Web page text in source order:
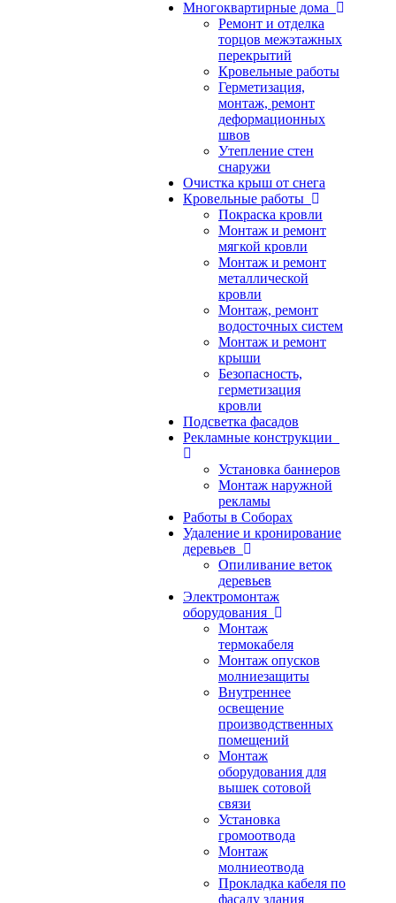
Многоквартирные дома
Ремонт и отделка
торцов межэтажных
перекрытий
Кровельные работы
Герметизация,
монтаж, ремонт
деформационных
швов
Утепление стен
снаружи
Очистка крыш от снега
Кровельные работы
Покраска кровли
Монтаж и ремонт
мягкой кровли
Монтаж и ремонт
металлической
кровли
Монтаж, ремонт
водосточных систем
Монтаж и ремонт
крыши
Безопасность,
герметизация
кровли
Подсветка фасадов
Рекламные конструкции
Установка баннеров
Монтаж наружной
рекламы
Работы в Соборах
Удаление и кронирование
деревьев
Опиливание веток
деревьев
Электромонтаж
оборудования
Монтаж
термокабеля
Монтаж опусков
молниезащиты
Внутреннее
освещение
производственных
помещений
Монтаж
оборудования для
вышек сотовой
связи
Установка
громоотвода
Монтаж
молниеотвода
Прокладка кабеля по
фасаду здания